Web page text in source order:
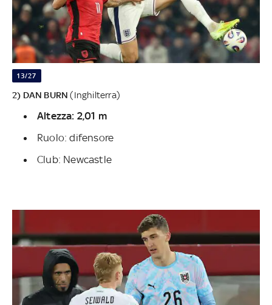
13/27
2) DAN BURN(Inghilterra)
Altezza: 2,01 m
Ruolo: difensore
Club: Newcastle